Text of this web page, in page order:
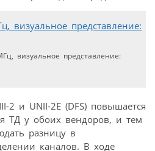
визуальное представление:
2 и UNII-2E (DFS) повышается
ТД у обоих вендоров, и тем
разницу в
каналов. В ходе